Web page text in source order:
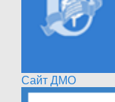
Сайт ДМО